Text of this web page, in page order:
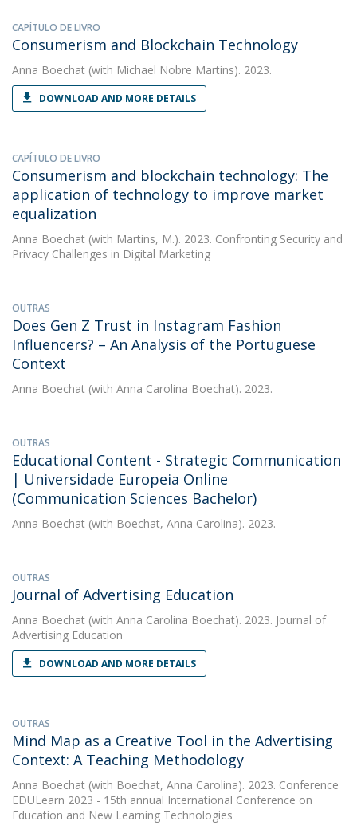
CAPÍTULO DE LIVRO
Consumerism and Blockchain Technology
Anna Boechat (with Michael Nobre Martins). 2023.
DOWNLOAD AND MORE DETAILS
CAPÍTULO DE LIVRO
Consumerism and blockchain technology: The
application of technology to improve market
equalization
Anna Boechat (with Martins, M.). 2023. Confronting Security and
Privacy Challenges in Digital Marketing
OUTRAS
Does Gen Z Trust in Instagram Fashion
Influencers? – An Analysis of the Portuguese
Context
Anna Boechat (with Anna Carolina Boechat). 2023.
OUTRAS
Educational Content - Strategic Communication
| Universidade Europeia Online
(Communication Sciences Bachelor)
Anna Boechat (with Boechat, Anna Carolina). 2023.
OUTRAS
Journal of Advertising Education
Anna Boechat (with Anna Carolina Boechat). 2023. Journal of
Advertising Education
DOWNLOAD AND MORE DETAILS
OUTRAS
Mind Map as a Creative Tool in the Advertising
Context: A Teaching Methodology
Anna Boechat (with Boechat, Anna Carolina). 2023. Conference
EDULearn 2023 - 15th annual International Conference on
Education and New Learning Technologies